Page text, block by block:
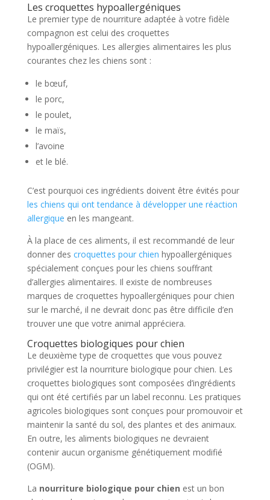
Les croquettes hypoallergéniques
Le premier type de nourriture adaptée à votre fidèle
compagnon est celui des croquettes
hypoallergéniques. Les allergies alimentaires les plus
courantes chez les chiens sont :
le bœuf,
le porc,
le poulet,
le maïs,
l’avoine
et le blé.
C’est pourquoi ces ingrédients doivent être évités pour
les chiens qui ont tendance à développer une réaction
allergique en les mangeant.
À la place de ces aliments, il est recommandé de leur
donner des croquettes pour chien hypoallergéniques
spécialement conçues pour les chiens souffrant
d’allergies alimentaires. Il existe de nombreuses
marques de croquettes hypoallergéniques pour chien
sur le marché, il ne devrait donc pas être difficile d’en
trouver une que votre animal appréciera.
Croquettes biologiques pour chien
Le deuxième type de croquettes que vous pouvez
privilégier est la nourriture biologique pour chien. Les
croquettes biologiques sont composées d’ingrédients
qui ont été certifiés par un label reconnu. Les pratiques
agricoles biologiques sont conçues pour promouvoir et
maintenir la santé du sol, des plantes et des animaux.
En outre, les aliments biologiques ne devraient
contenir aucun organisme génétiquement modifié
(OGM).
La nourriture biologique pour chien est un bon